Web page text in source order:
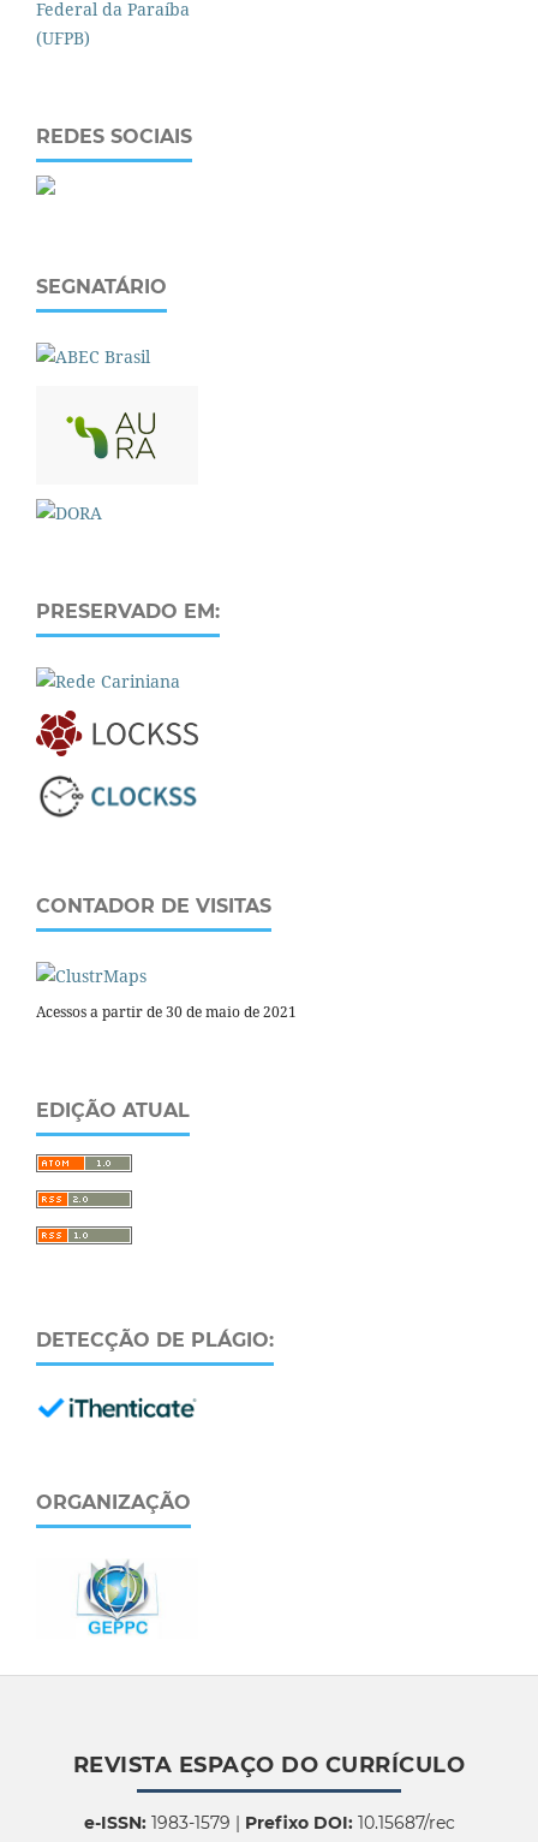
REDES SOCIAIS
SEGNATÁRIO
PRESERVADO EM:
CONTADOR DE VISITAS
Acessos a partir de 30 de maio de 2021
EDIÇÃO ATUAL
DETECÇÃO DE PLÁGIO:
ORGANIZAÇÃO
REVISTA ESPAÇO DO CURRÍCULO
e-ISSN:1983-1579 | Prefixo DOI:10.15687/rec